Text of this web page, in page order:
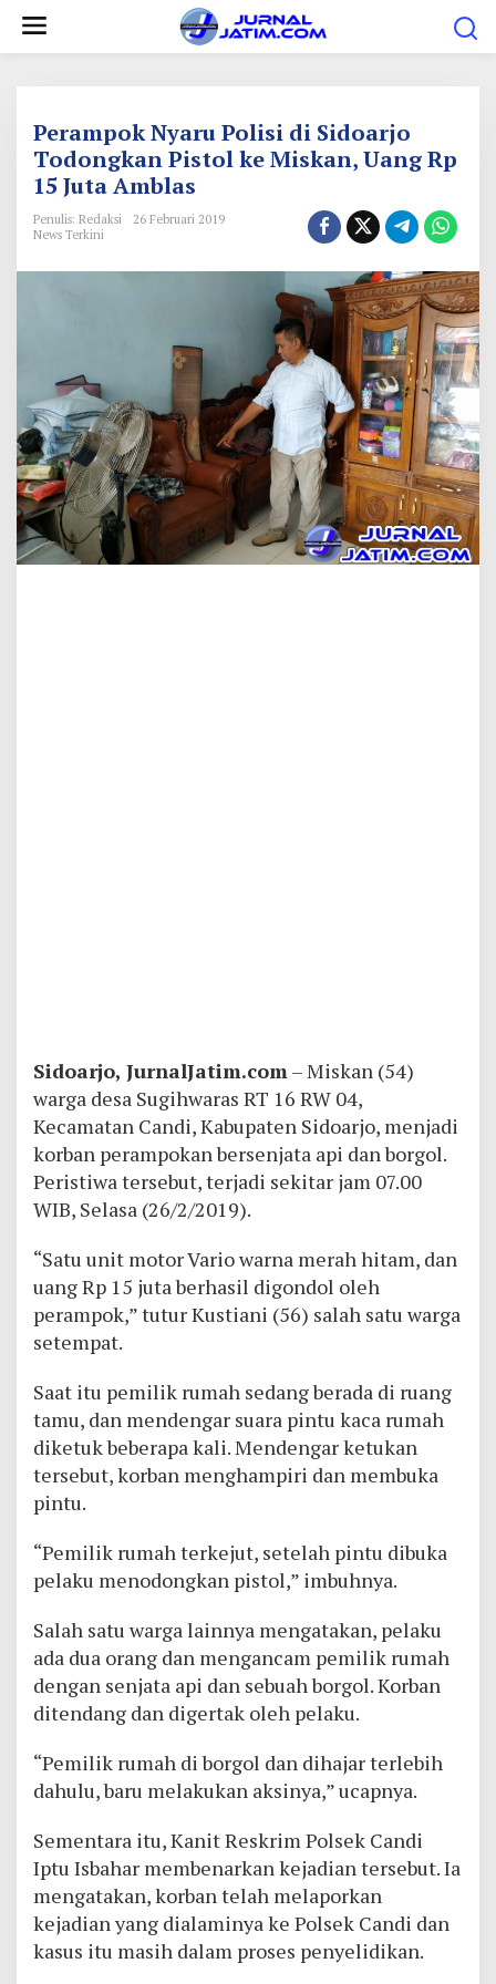
Perampok Nyaru Polisi di Sidoarjo
Todongkan Pistol ke Miskan, Uang Rp
15 Juta Amblas
Penulis: Redaksi
26 Februari 2019
News Terkini
Sidoarjo, JurnalJatim.com– Miskan (54)
warga desa Sugihwaras RT 16 RW 04,
Kecamatan Candi, Kabupaten Sidoarjo, menjadi
korban perampokan bersenjata api dan borgol.
Peristiwa tersebut, terjadi sekitar jam 07.00
WIB, Selasa (26/2/2019).
“Satu unit motor Vario warna merah hitam, dan
uang Rp 15 juta berhasil digondol oleh
perampok,” tutur Kustiani (56) salah satu warga
setempat.
Saat itu pemilik rumah sedang berada di ruang
tamu, dan mendengar suara pintu kaca rumah
diketuk beberapa kali. Mendengar ketukan
tersebut, korban menghampiri dan membuka
pintu.
“Pemilik rumah terkejut, setelah pintu dibuka
pelaku menodongkan pistol,” imbuhnya.
Salah satu warga lainnya mengatakan, pelaku
ada dua orang dan mengancam pemilik rumah
dengan senjata api dan sebuah borgol. Korban
ditendang dan digertak oleh pelaku.
“Pemilik rumah di borgol dan dihajar terlebih
dahulu, baru melakukan aksinya,” ucapnya.
Sementara itu, Kanit Reskrim Polsek Candi
Iptu Isbahar membenarkan kejadian tersebut. Ia
mengatakan, korban telah melaporkan
kejadian yang dialaminya ke Polsek Candi dan
kasus itu masih dalam proses penyelidikan.